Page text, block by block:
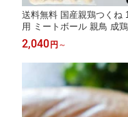
送料無料 国産親鶏つくね
用 ミートボール 親鳥 成
鶏肉 国産 鍋 おでん 串焼
くね鍋 だんご 鶏つくね 軟
2,040 円 ～